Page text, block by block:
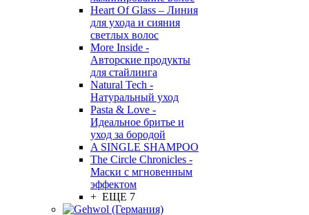
Heart Of Glass – Линия
для ухода и сияния
светлых волос
More Inside -
Авторские продукты
для стайлинга
Natural Tech -
Натуральный уход
Pasta & Love -
Идеальное бритье и
уход за бородой
A SINGLE SHAMPOO
The Circle Chronicles -
Маски с мгновенным
эффектом
+ ЕЩЕ 7